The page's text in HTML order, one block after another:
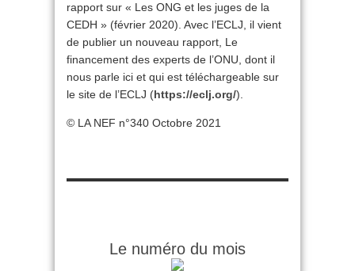
rapport sur « Les ONG et les juges de la
CEDH » (février 2020). Avec l’ECLJ, il vient
de publier un nouveau rapport, Le
financement des experts de l’ONU, dont il
nous parle ici et qui est téléchargeable sur
le site de l’ECLJ (https://eclj.org/).
© LA NEF n°340 Octobre 2021
Le numéro du mois